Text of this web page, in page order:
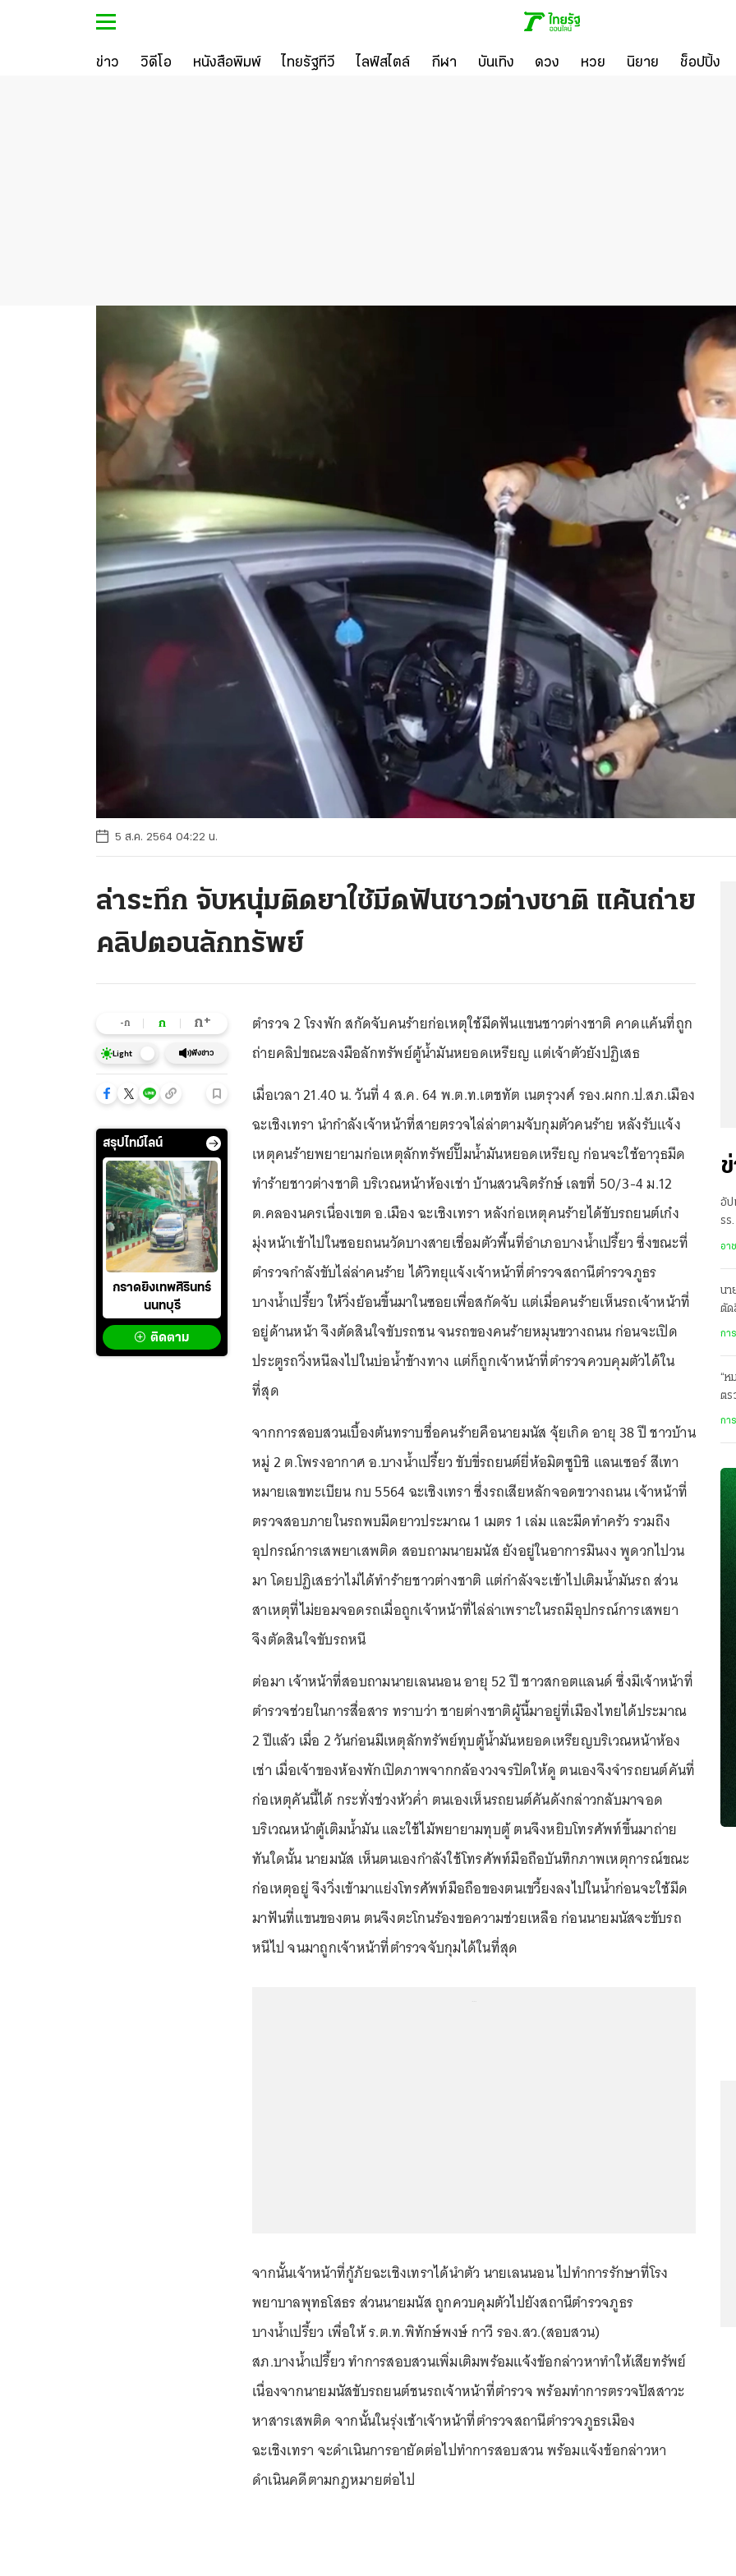
ข่าว วิดีโอ หนังสือพิมพ์ ไทยรัฐทีวี ไลฟ์สไตล์ กีฬา บันเทิง ดวง หวย นิยาย ช็อปปิ้ง
5 ส.ค. 2564 04:22 น.
ล่าระทึก จับหนุ่มติดยาใช้มีดฟันชาวต่างชาติ แค้นถ่าย
คลิปตอนลักทรัพย์
-ก ก ก+
Light ฟังข่าว
สรุปไทม์ไลน์
กราดยิงเทพศิรินทร์
นนทบุรี
ติดตาม
ตำรวจ 2 โรงพัก สกัดจับคนร้ายก่อเหตุใช้มีดฟันแขนชาวต่างชาติ คาดแค้นที่ถูก
ถ่ายคลิปขณะลงมือลักทรัพย์ตู้น้ำมันหยอดเหรียญ แต่เจ้าตัวยังปฏิเสธ
เมื่อเวลา 21.40 น. วันที่ 4 ส.ค. 64 พ.ต.ท.เตชทัต เนตรุวงศ์ รอง.ผกก.ป.สภ.เมือง
ฉะเชิงเทรา นำกำลังเจ้าหน้าที่สายตรวจไล่ล่าตามจับกุมตัวคนร้าย หลังรับแจ้ง
เหตุคนร้ายพยายามก่อเหตุลักทรัพย์ปั๊มน้ำมันหยอดเหรียญ ก่อนจะใช้อาวุธมีด
ทำร้ายชาวต่างชาติ บริเวณหน้าห้องเช่า บ้านสวนจิตรักษ์ เลขที่ 50/3-4 ม.12
ต.คลองนครเนื่องเขต อ.เมือง ฉะเชิงเทรา หลังก่อเหตุคนร้ายได้ขับรถยนต์เก๋ง
มุ่งหน้าเข้าไปในซอยถนนวัดบางสายเชื่อมตัวพื้นที่อำเภอบางน้ำเปรี้ยว ซึ่งขณะที่
ตำรวจกำลังขับไล่ล่าคนร้าย ได้วิทยุแจ้งเจ้าหน้าที่ตำรวจสถานีตำรวจภูธร
บางน้ำเปรี้ยว ให้วิ่งย้อนขึ้นมาในซอยเพื่อสกัดจับ แต่เมื่อคนร้ายเห็นรถเจ้าหน้าที่
อยู่ด้านหน้า จึงตัดสินใจขับรถชน จนรถของคนร้ายหมุนขวางถนน ก่อนจะเปิด
ประตูรถวิ่งหนีลงไปในบ่อน้ำข้างทาง แต่ก็ถูกเจ้าหน้าที่ตำรวจควบคุมตัวได้ใน
ที่สุด
จากการสอบสวนเบื้องต้นทราบชื่อคนร้ายคือนายมนัส จุ้ยเกิด อายุ 38 ปี ชาวบ้าน
หมู่ 2 ต.โพรงอากาศ อ.บางน้ำเปรี้ยว ขับขี่รถยนต์ยี่ห้อมิตซูบิชิ แลนเซอร์ สีเทา
หมายเลขทะเบียน กบ 5564 ฉะเชิงเทรา ซึ่งรถเสียหลักจอดขวางถนน เจ้าหน้าที่
ตรวจสอบภายในรถพบมีดยาวประมาณ 1 เมตร 1 เล่ม และมีดทำครัว รวมถึง
อุปกรณ์การเสพยาเสพติด สอบถามนายมนัส ยังอยู่ในอาการมึนงง พูดวกไปวน
มา โดยปฏิเสธว่าไม่ได้ทำร้ายชาวต่างชาติ แต่กำลังจะเข้าไปเติมน้ำมันรถ ส่วน
สาเหตุที่ไม่ยอมจอดรถเมื่อถูกเจ้าหน้าที่ไล่ล่าเพราะในรถมีอุปกรณ์การเสพยา
จึงตัดสินใจขับรถหนี
ต่อมา เจ้าหน้าที่สอบถามนายเลนนอน อายุ 52 ปี ชาวสกอตแลนด์ ซึ่งมีเจ้าหน้าที่
ตำรวจช่วยในการสื่อสาร ทราบว่า ชายต่างชาติผู้นี้มาอยู่ที่เมืองไทยได้ประมาณ
2 ปีแล้ว เมื่อ 2 วันก่อนมีเหตุลักทรัพย์ทุบตู้น้ำมันหยอดเหรียญบริเวณหน้าห้อง
เช่า เมื่อเจ้าของห้องพักเปิดภาพจากกล้องวงจรปิดให้ดู ตนเองจึงจำรถยนต์คันที่
ก่อเหตุคันนี้ได้ กระทั่งช่วงหัวค่ำ ตนเองเห็นรถยนต์คันดังกล่าวกลับมาจอด
บริเวณหน้าตู้เติมน้ำมัน และใช้ไม้พยายามทุบตู้ ตนจึงหยิบโทรศัพท์ขึ้นมาถ่าย
ทันใดนั้น นายมนัส เห็นตนเองกำลังใช้โทรศัพท์มือถือบันทึกภาพเหตุการณ์ขณะ
ก่อเหตุอยู่ จึงวิ่งเข้ามาแย่งโทรศัพท์มือถือของตนเขวี้ยงลงไปในน้ำก่อนจะใช้มีด
มาฟันที่แขนของตน ตนจึงตะโกนร้องขอความช่วยเหลือ ก่อนนายมนัสจะขับรถ
หนีไป จนมาถูกเจ้าหน้าที่ตำรวจจับกุมได้ในที่สุด
จากนั้นเจ้าหน้าที่กู้ภัยฉะเชิงเทราได้นำตัว นายเลนนอน ไปทำการรักษาที่โรง
พยาบาลพุทธโสธร ส่วนนายมนัส ถูกควบคุมตัวไปยังสถานีตำรวจภูธร
บางน้ำเปรี้ยว เพื่อให้ ร.ต.ท.พิทักษ์พงษ์ กาวี รอง.สว.(สอบสวน)
สภ.บางน้ำเปรี้ยว ทำการสอบสวนเพิ่มเติมพร้อมแจ้งข้อกล่าวหาทำให้เสียทรัพย์
เนื่องจากนายมนัสขับรถยนต์ชนรถเจ้าหน้าที่ตำรวจ พร้อมทำการตรวจปัสสาวะ
หาสารเสพติด จากนั้นในรุ่งเช้าเจ้าหน้าที่ตำรวจสถานีตำรวจภูธรเมือง
ฉะเชิงเทรา จะดำเนินการอายัดต่อไปทำการสอบสวน พร้อมแจ้งข้อกล่าวหา
ดำเนินคดีตามกฎหมายต่อไป
อัป
รร
อา
นา
ตัด
กา
“ห
ตร
กา